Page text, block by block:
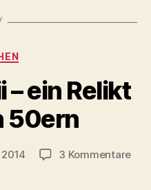
– ein Relikt
50ern
3 Kommentarezu